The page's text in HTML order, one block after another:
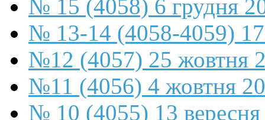
№ 15 (4058) 6 грудня
№ 13-14 (4058-4059) 17
№12 (4057) 25 жовтня
№11 (4056) 4 жовтня
№ 10 (4055) 13